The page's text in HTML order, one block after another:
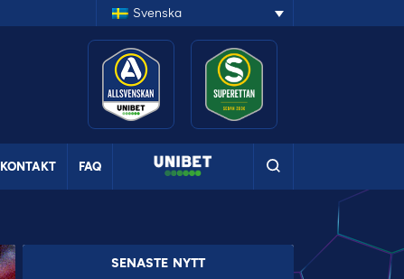
Svenska
KONTAKT FAQ
SENASTE NYTT